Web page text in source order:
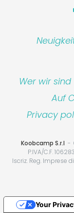
Wer wir sind
Auf
Privacy
Koobcamp S.r.l
P.IVA/C.F.
Iscriz. Reg. Imprese
Your